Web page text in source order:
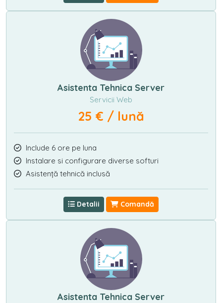
Asistenta Tehnica Server
Servicii Web
25 € / lună
Include 6 ore pe luna
Instalare si configurare diverse softuri
Asistență tehnică inclusă
Detalii Comandă
Asistenta Tehnica Server